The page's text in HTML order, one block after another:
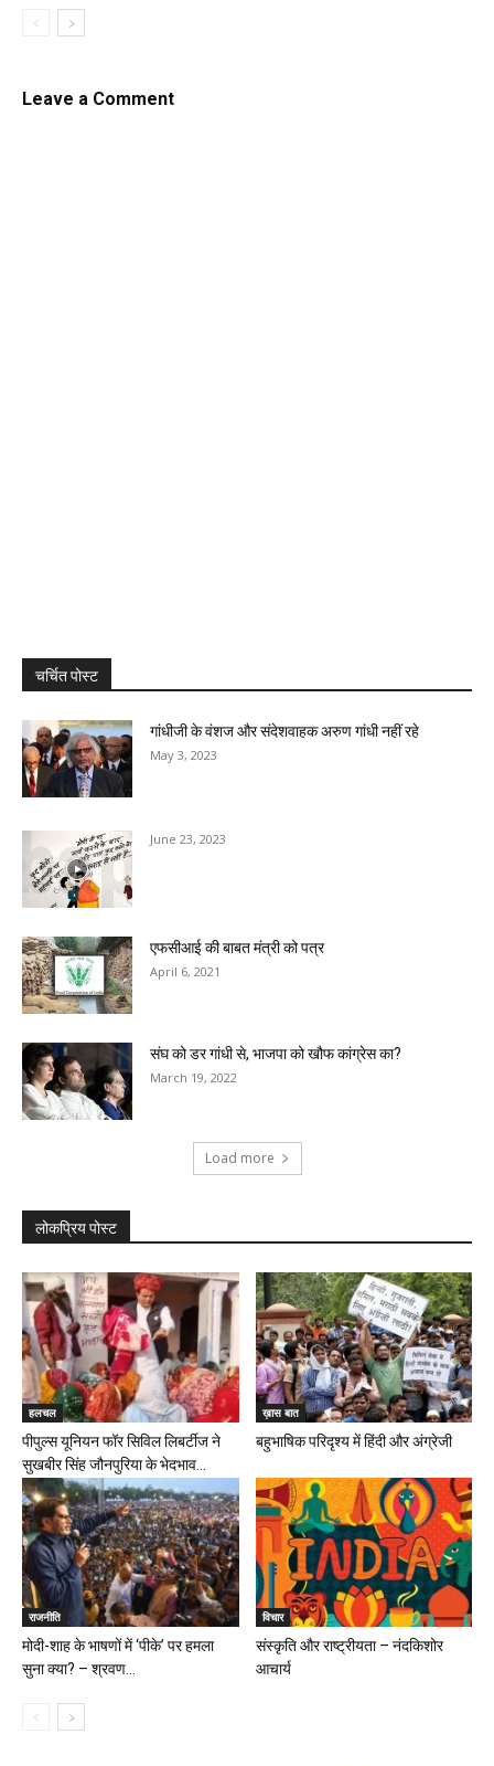
Leave a Comment
चर्चित पोस्ट
गांधीजी के वंशज और संदेशवाहक अरुण गांधी नहीं रहे
May 3, 2023
June 23, 2023
एफसीआई की बाबत मंत्री को पत्र
April 6, 2021
संघ को डर गांधी से, भाजपा को खौफ कांग्रेस का?
March 19, 2022
Load more
लोकप्रिय पोस्ट
हलचल
पीपुल्स यूनियन फॉर सिविल लिबर्टीज ने
सुखबीर सिंह जौनपुरिया के भेदभाव...
ख़ास बात
बहुभाषिक परिदृश्य में हिंदी और अंग्रेजी
राजनीति
मोदी-शाह के भाषणों में ‘पीके’ पर हमला
सुना क्या? – श्रवण...
विचार
संस्कृति और राष्ट्रीयता – नंदकिशोर
आचार्य